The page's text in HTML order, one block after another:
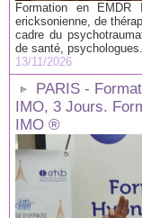
Formation en EMDR
ericksonienne, de
cadre du
de santé,
13/11/2026
PARIS -
IMO, 3 Jours.
IMO ®